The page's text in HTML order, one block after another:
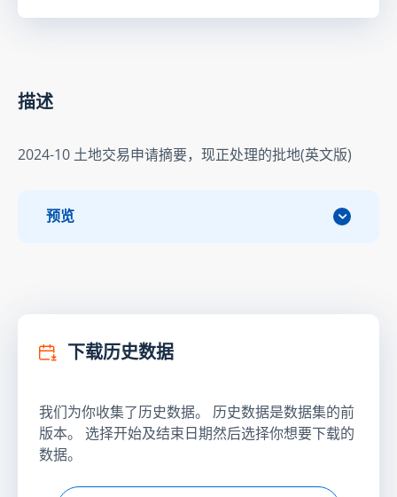
描述
2024-10 土地交易申请摘要，现正处理的批地(英文版)
预览
下载历史数据
我们为你收集了历史数据。 历史数据是数据集的前
版本。 选择开始及结束日期然后选择你想要下载的
数据。